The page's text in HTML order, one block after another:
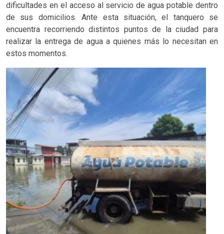
dificultades en el acceso al servicio de agua potable dentro
de sus domicilios. Ante esta situación, el tanquero se
encuentra recorriendo distintos puntos de la ciudad para
realizar la entrega de agua a quienes más lo necesitan en
estos momentos.